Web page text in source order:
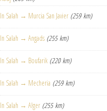
In Salah → Murcia San Javier (259 km)
In Salah → Angads (255 km)
In Salah → Boufarik (220 km)
In Salah → Mecheria (259 km)
In Salah → Alger (255 km)